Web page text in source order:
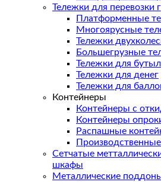
Тележки для перевозки
Платформенные
Многоярусные
Тележки
Большегрузные
Тележки для
Тележки для денег
Тележки для
Контейнеры
Контейнеры с
Контейнеры
Распашные
Сетчатые
шкафы
Металлические